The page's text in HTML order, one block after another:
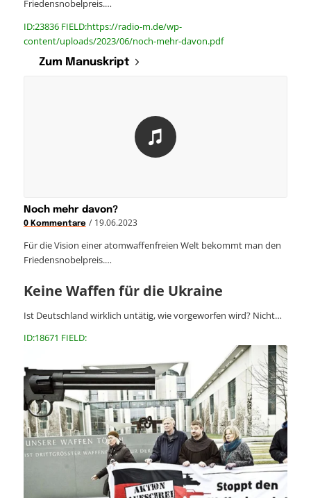
Friedensnobelpreis.…
ID:23836 FIELD:https://radio-m.de/wp-
content/uploads/2023/06/noch-mehr-davon.pdf
Zum Manuskript
Noch mehr davon?
0 Kommentare / 19.06.2023
Für die Vision einer atomwaffenfreien Welt bekommt man den
Friedensnobelpreis.…
Keine Waffen für die Ukraine
Ist Deutschland wirklich untätig, wie vorgeworfen wird? Nicht…
ID:18671 FIELD: